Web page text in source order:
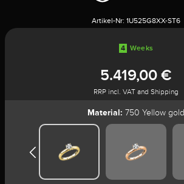
Artikel-Nr: 1U525G8XX-ST6
4 Weeks
5.419,00 €
RRP incl. VAT and Shipping
Material: 750 Yellow gold